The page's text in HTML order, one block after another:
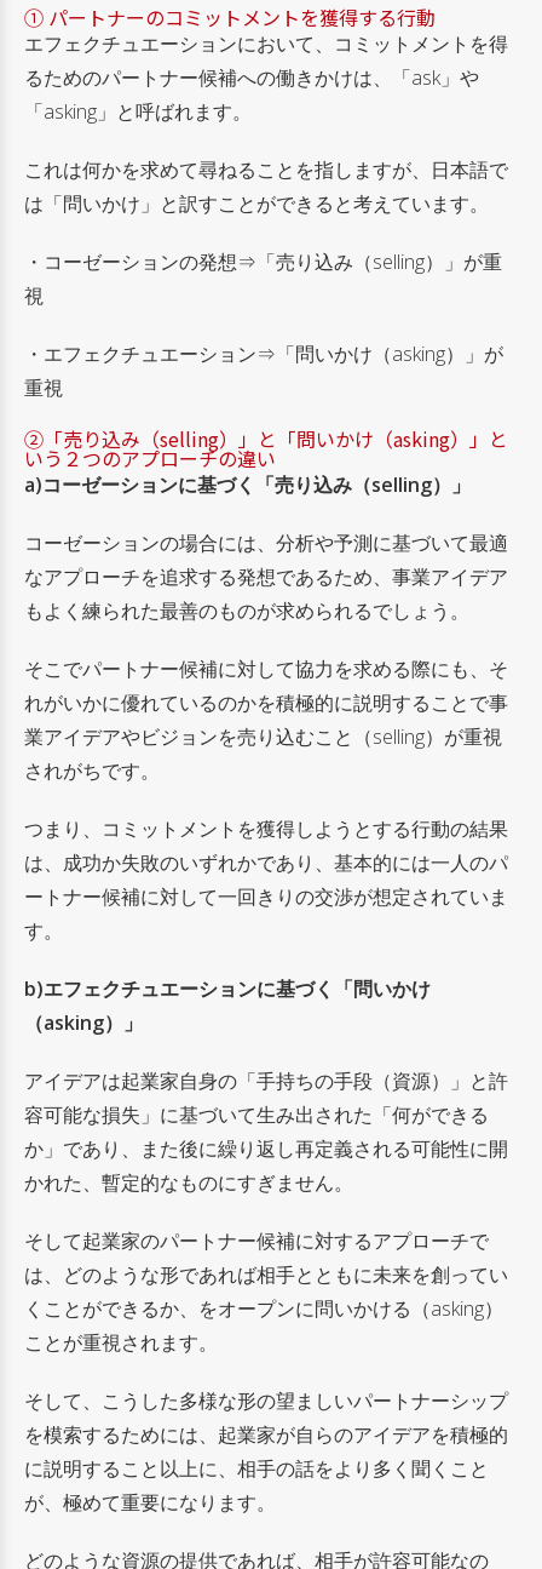
① パートナーのコミットメントを獲得する行動
エフェクチュエーションにおいて、コミットメントを得
るためのパートナー候補への働きかけは、「ask」や
「asking」と呼ばれます。
これは何かを求めて尋ねることを指しますが、日本語で
は「問いかけ」と訳すことができると考えています。
・コーゼーションの発想⇒「売り込み（selling）」が重
視
・エフェクチュエーション⇒「問いかけ（asking）」が
重視
②「売り込み（selling）」と「問いかけ（asking）」と
いう２つのアプローチの違い
a)コーゼーションに基づく「売り込み（selling）」
コーゼーションの場合には、分析や予測に基づいて最適
なアプローチを追求する発想であるため、事業アイデア
もよく練られた最善のものが求められるでしょう。
そこでパートナー候補に対して協力を求める際にも、そ
れがいかに優れているのかを積極的に説明することで事
業アイデアやビジョンを売り込むこと（selling）が重視
されがちです。
つまり、コミットメントを獲得しようとする行動の結果
は、成功か失敗のいずれかであり、基本的には一人のパ
ートナー候補に対して一回きりの交渉が想定されていま
す。
b)エフェクチュエーションに基づく「問いかけ
（asking）」
アイデアは起業家自身の「手持ちの手段（資源）」と許
容可能な損失」に基づいて生み出された「何ができる
か」であり、
また後に繰り返し再定義される可能性に開
かれた、暫定的なものにすぎません。
そして起業家のパートナー候補に対するアプローチで
は、 どのような形であれば相手とともに未来を創ってい
くことができるか、 をオープンに問いかける（asking）
ことが重視されます。
そして、こうした多様な形の望ましいパートナーシップ
を模索するためには、 起業家が自らのアイデアを積極的
に説明すること以上に、 相手の話をより多く聞くこと
が、極めて重要になります。
どのような資源の提供であれば、相手が許容可能なの